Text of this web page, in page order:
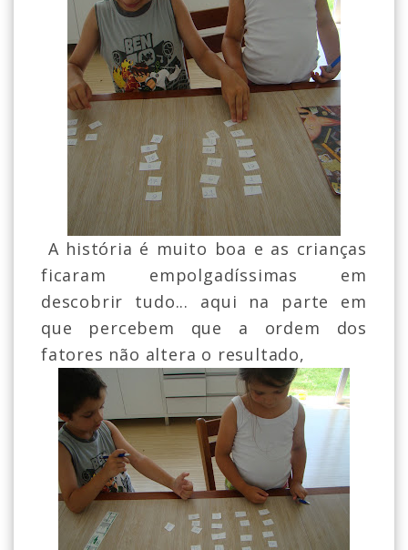
A história é muito boa e as crianças
ficaram empolgadíssimas em
descobrir tudo... aqui na parte em
que percebem que a ordem dos
fatores não altera o resultado,